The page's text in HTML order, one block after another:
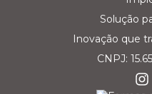
Solução
Inovação que
CNPJ: